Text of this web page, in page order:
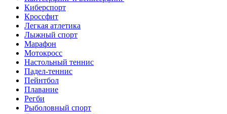
Киберспорт
Кроссфит
Легкая атлетика
Лыжный спорт
Марафон
Мотокросс
Настольный теннис
Падел-теннис
Пейнтбол
Плавание
Регби
Рыболовный спорт